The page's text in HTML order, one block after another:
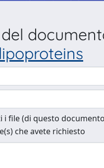
i file (di questo
che avete richiesto